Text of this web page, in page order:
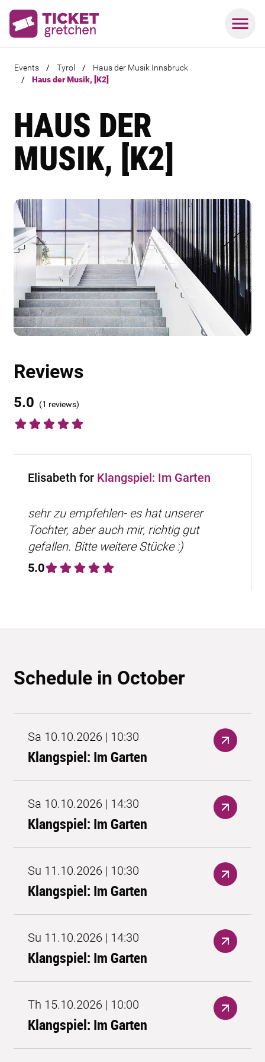
Events / Tyrol /
Haus der Musik Innsbruck
/
Haus der Musik, [K2]
HAUS DER
MUSIK, [K2]
Reviews
5.0 (1 reviews)
Elisabeth for Klangspiel: Im Garten
sehr zu empfehlen- es hat unserer
Tochter, aber auch mir, richtig gut
gefallen. Bitte weitere Stücke :)
5.0
Schedule in October
Sa 10.10.2026 | 10:30
Klangspiel: Im Garten
Sa 10.10.2026 | 14:30
Klangspiel: Im Garten
Su 11.10.2026 | 10:30
Klangspiel: Im Garten
Su 11.10.2026 | 14:30
Klangspiel: Im Garten
Th 15.10.2026 | 10:00
Klangspiel: Im Garten